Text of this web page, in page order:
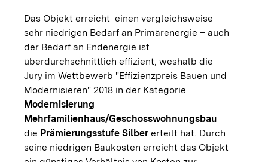
Das Objekt erreicht einen vergleichsweise
sehr niedrigen Bedarf an Primärenergie – auch
der Bedarf an Endenergie ist
überdurchschnittlich effizient, weshalb die
Jury im Wettbewerb "Effizienzpreis Bauen und
Modernisieren" 2018 in der Kategorie
Modernisierung
Mehrfamilienhaus/Geschosswohnungsbau
die Prämierungsstufe Silber erteilt hat. Durch
seine niedrigen Baukosten erreicht das Objekt